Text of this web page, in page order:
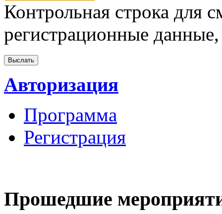
Контрольная строка для
регистрационные
Авторизация
Программа
Регистрация
Прошедшие